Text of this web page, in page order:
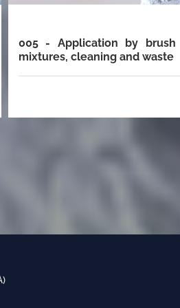
005 - Application by
mixtures, cleaning and waste